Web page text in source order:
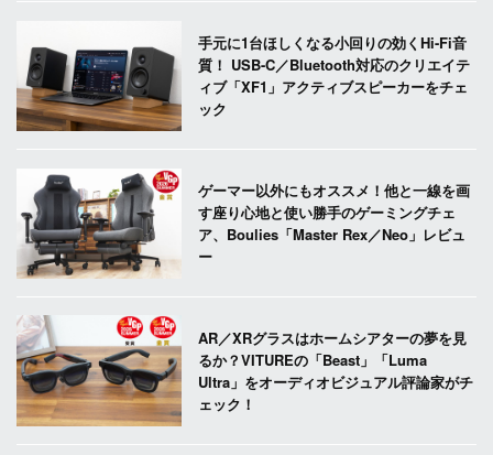
手元に1台ほしくなる小回りの効くHi-Fi音
質！ USB-C／Bluetooth対応のクリエイテ
ィブ「XF1」アクティブスピーカーをチェ
ック
ゲーマー以外にもオススメ！他と一線を画
す座り心地と使い勝手のゲーミングチェ
ア、Boulies「Master Rex／Neo」レビュ
ー
AR／XRグラスはホームシアターの夢を見
るか？VITUREの「Beast」「Luma
Ultra」をオーディオビジュアル評論家がチ
ェック！